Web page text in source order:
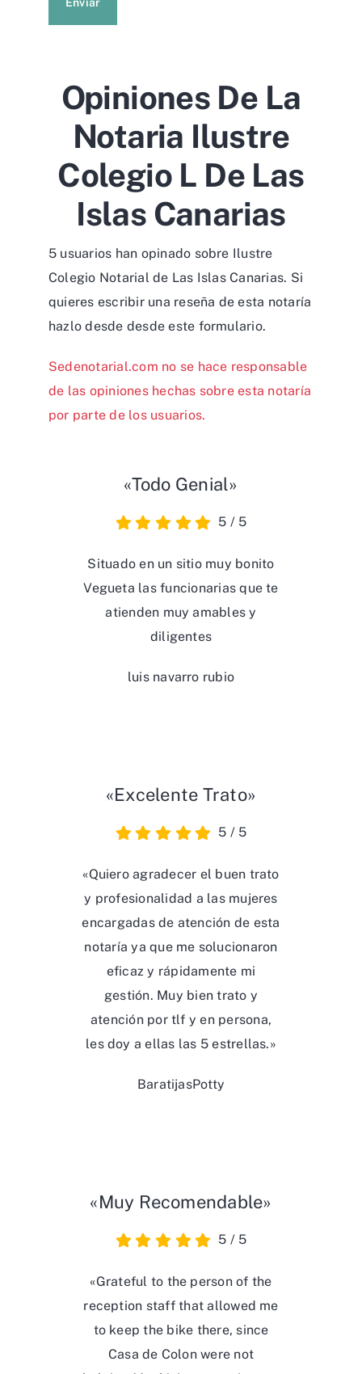
Opiniones De La
Notaria Ilustre
Colegio L De Las
Islas Canarias
5 usuarios han opinado sobre Ilustre
Colegio Notarial de Las Islas Canarias. Si
quieres escribir una reseña de esta notaría
hazlo desde desdeeste formulario.
Sedenotarial.com no se hace responsable
de las opiniones hechas sobre esta notaría
por parte de los usuarios.
«Todo Genial»
5 / 5
Situado en un sitio muy bonito
Vegueta las funcionarias que te
atienden muy amables y
diligentes
luis navarro rubio
«Excelente Trato»
5 / 5
«Quiero agradecer el buen trato
y profesionalidad a las mujeres
encargadas de atención de esta
notaría ya que me solucionaron
eficaz y rápidamente mi
gestión. Muy bien trato y
atención por tlf y en persona,
les doy a ellas las 5 estrellas.»
BaratijasPotty
«Muy Recomendable»
5 / 5
«Grateful to the person of the
reception staff that allowed me
to keep the bike there, since
Casa de Colon were not